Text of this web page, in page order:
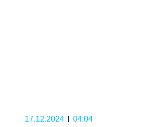
17.12.2024 04:04